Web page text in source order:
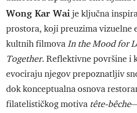
Wong Kar Waije ključna
prostora, koji preuzima vizuelne
kultnih filmovaIn the Mood for
Together. Reflektivne površine i
evociraju njegov prepoznatljiv
dok konceptualna osnova
filatelističkog motiva tête-bêche